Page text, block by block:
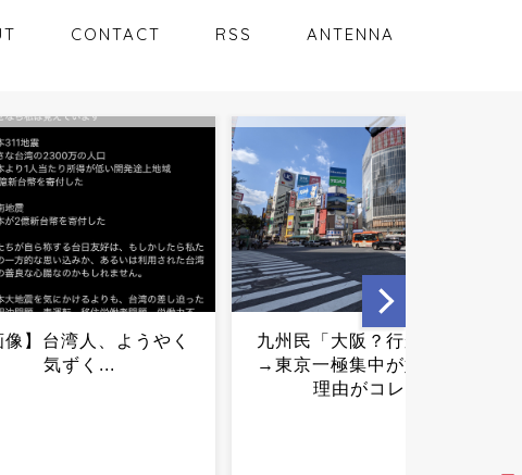
CONTACT RSS ANTENNA
民「大阪？行かんで」
京一極集中が始まった
佐藤二朗、橋本愛との騒動
で主演映画が完全白紙へｗ
ｗｗｗｗ...